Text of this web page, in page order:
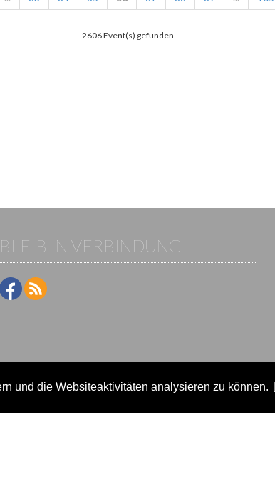
und die Websiteaktivitäten analysieren zu können.
2606 Event(s) gefunden
BLEIB IN VERBINDUNG